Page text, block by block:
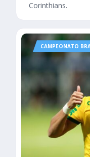
Corinthians.
CAMPEONATO